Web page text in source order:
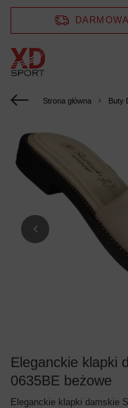
Strona główna Buty
Eleganckie klapki
0635BE beżowe
Eleganckie klapki damskie